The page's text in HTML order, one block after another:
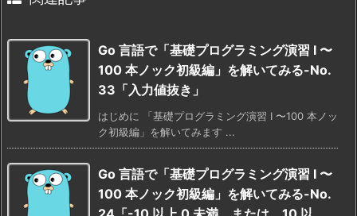
Go 言語で「基礎プログラミング演習 I 〜
100 本ノック初級編」を解いてみる-No.
33「入力値抜き」
はじめに 「基礎プログラミング演習 I 〜100 本ノッ
ク初級編」を解いてみます ...
Go 言語で「基礎プログラミング演習 I 〜
100 本ノック初級編」を解いてみる-No.